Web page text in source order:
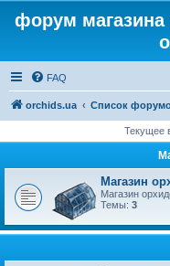
форум магазина
FAQ
orchids.ua Список
Текущее
Магазин
Магазин
Темы: 3